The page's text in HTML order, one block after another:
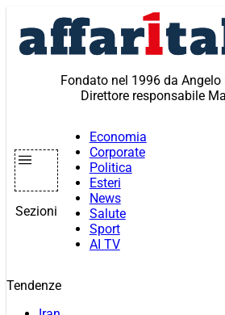
contenuto
Fondato nel 1996 da
Direttore responsabile
Sezioni
Economia
Corporate
Politica
Esteri
News
Salute
Sport
AI TV
Tendenze